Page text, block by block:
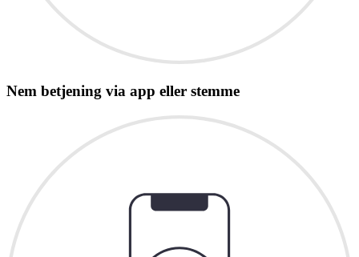
Nem betjening via app eller stemme